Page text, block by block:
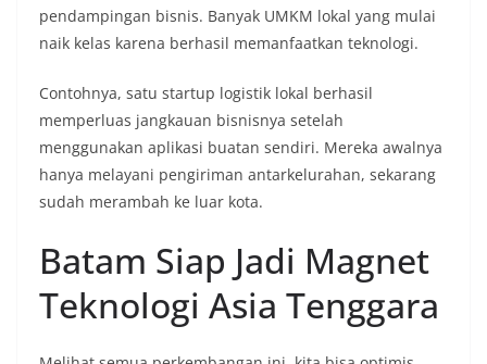
pendampingan bisnis. Banyak UMKM lokal yang mulai
naik kelas karena berhasil memanfaatkan teknologi.
Contohnya, satu startup logistik lokal berhasil
memperluas jangkauan bisnisnya setelah
menggunakan aplikasi buatan sendiri. Mereka awalnya
hanya melayani pengiriman antarkelurahan, sekarang
sudah merambah ke luar kota.
Batam Siap Jadi Magnet
Teknologi Asia Tenggara